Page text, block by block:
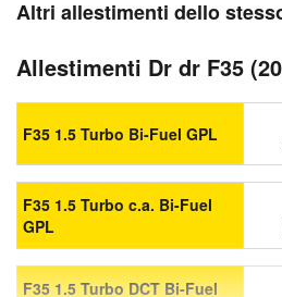
Altri allestimenti dello
Allestimenti Dr dr F35
F35 1.5 Turbo Bi-Fuel GPL
F35 1.5 Turbo c.a. Bi-Fuel
GPL
F35 1.5 Turbo DCT Bi-Fuel